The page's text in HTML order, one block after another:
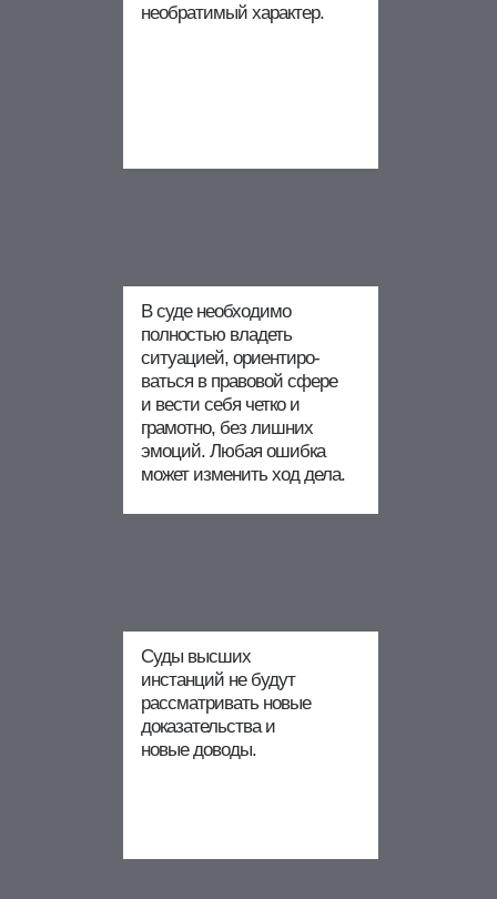
необратимый характер.
В суде необходимо
полностью владеть
ситуацией, ориентиро-
ваться в правовой сфере
и вести себя четко и
грамотно, без лишних
эмоций. Любая ошибка
может изменить ход дела.
Суды высших
инстанций не будут
рассматривать новые
доказательства и
новые доводы.